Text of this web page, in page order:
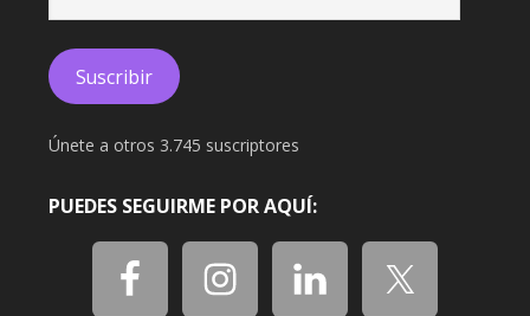
correo
electrónico
Suscribir
Únete a otros 3.745 suscriptores
PUEDES SEGUIRME POR AQUÍ: